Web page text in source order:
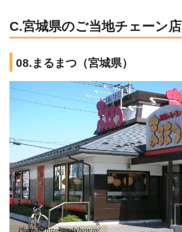
C.宮城県のご当地チェーン店
08.まるまつ（宮城県）